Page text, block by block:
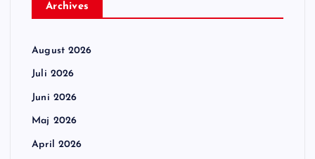
Archives
August 2026
Juli 2026
Juni 2026
Maj 2026
April 2026